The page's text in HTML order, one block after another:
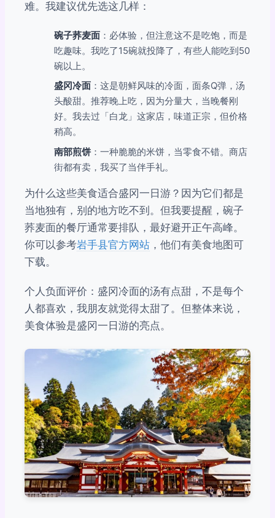
难。我建议优先选这几样：
碗子荞麦面 ：必体验，但注意这不是吃饱，而是
吃趣味。我吃了15碗就投降了，有些人能吃到50
碗以上。
盛冈冷面 ：这是朝鲜风味的冷面，面条Q弹，汤
头酸甜。推荐晚上吃，因为分量大，当晚餐刚
好。我去过「白龙」这家店，味道正宗，但价格
稍高。
南部煎饼：一种脆脆的米饼，当零食不错。商店
街都有卖，我买了当伴手礼。
为什么这些美食适合盛冈一日游？因为它们都是
当地独有，别的地方吃不到。但我要提醒，碗子
荞麦面的餐厅通常要排队，最好避开正午高峰。
你可以参考岩手县官方网站 ，他们有美食地图可
下载。
个人负面评价：盛冈冷面的汤有点甜，不是每个
人都喜欢，我朋友就觉得太甜了。但整体来说，
美食体验是盛冈一日游的亮点。